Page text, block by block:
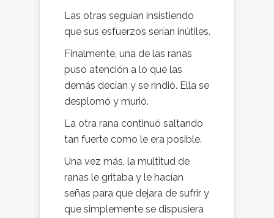
Las otras seguían insistiendo
que sus esfuerzos serían inútiles.
Finalmente, una de las ranas
puso atención a lo que las
demás decían y se rindió. Ella se
desplomó y murió.
La otra rana continuó saltando
tan fuerte como le era posible.
Una vez más, la multitud de
ranas le gritaba y le hacían
señas para que dejara de sufrir y
que simplemente se dispusiera